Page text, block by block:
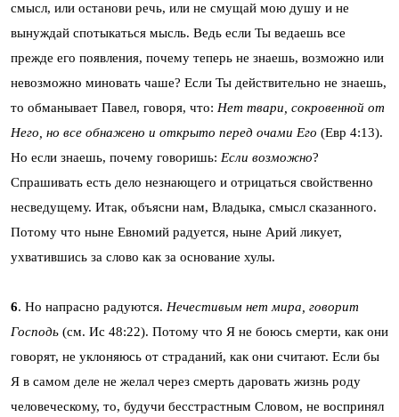
смысл, или останови речь, или не смущай мою душу и не
вынуждай спотыкаться мысль. Ведь если Ты ведаешь все
прежде его появления, почему теперь не знаешь, возможно или
невозможно миновать чаше? Если Ты действительно не знаешь,
то обманывает Павел, говоря, что: Нет твари, сокровенной от
Него, но все обнажено и открыто перед очами Его (Евр 4:13).
Но если знаешь, почему говоришь: Если возможно?
Спрашивать есть дело незнающего и отрицаться свойственно
несведущему. Итак, объясни нам, Владыка, смысл сказанного.
Потому что ныне Евномий радуется, ныне Арий ликует,
ухватившись за слово как за основание хулы.
6. Но напрасно радуются. Нечестивым нет мира, говорит
Господь (см. Ис 48:22). Потому что Я не боюсь смерти, как они
говорят, не уклоняюсь от страданий, как они считают. Если бы
Я в самом деле не желал через смерть даровать жизнь роду
человеческому, то, будучи бесстрастным Словом, не воспринял